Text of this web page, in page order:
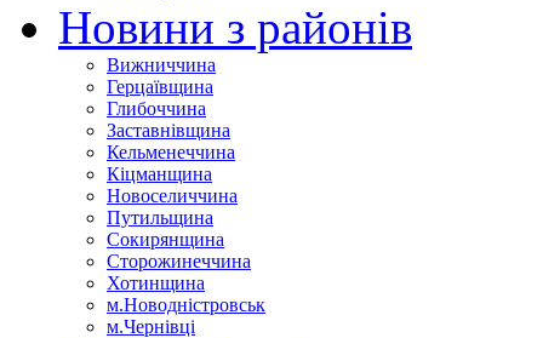
Новини з районів
Вижниччина
Герцаївщина
Глибоччина
Заставнівщина
Кельменеччина
Кіцманщина
Новоселиччина
Путильщина
Сокирянщина
Сторожинеччина
Хотинщина
м.Новодністровськ
м.Чернівці